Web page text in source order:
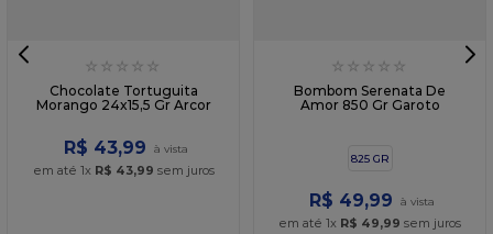
☆ ☆ ☆ ☆ ☆
Chocolate Tortuguita
Morango 24x15,5 Gr Arcor
R$ 43,99
em até 1x R$ 43,99 sem juros
☆ ☆ ☆ ☆ ☆
Bombom Serenata De
Amor 850 Gr Garoto
825 GR
R$ 49,99
em até 1x R$ 49,99 sem juros